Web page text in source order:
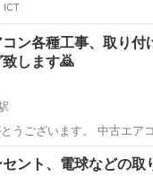
ICT
コン各種工事、取り付
致します🙇
中古エアコンや個人購入され
ます 他社様ではない特別
折口駅 電気工事 取
セント、電球などの取